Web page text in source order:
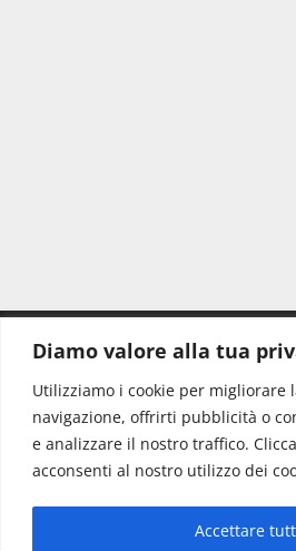
Diamo valore alla tua
Utilizziamo i cookie per migliorare
navigazione, offrirti pubblicità o
e analizzare il nostro traffico.
acconsenti al nostro utilizzo dei
Accettare
Redazione:
Direttore:
Info & Commerciale: